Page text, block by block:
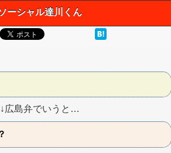
ーシャル達川くん
↓広島弁でいうと…